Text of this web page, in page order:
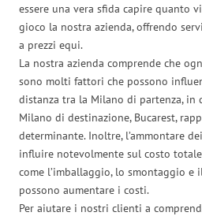
essere una vera sfida capire quanto
gioco la nostra azienda, offrendo
a prezzi equi.
La nostra azienda comprende che
sono molti fattori che possono
distanza tra la Milano di partenza, in
Milano di destinazione, Bucarest,
determinante. Inoltre, l’ammontare
influire notevolmente sul costo
come l’imballaggio, lo smontaggio
possono aumentare i costi.
Per aiutare i nostri clienti a